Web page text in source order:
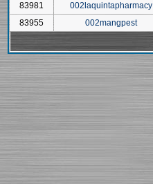
83981
002laquintapharmacy
83955
002mangpest